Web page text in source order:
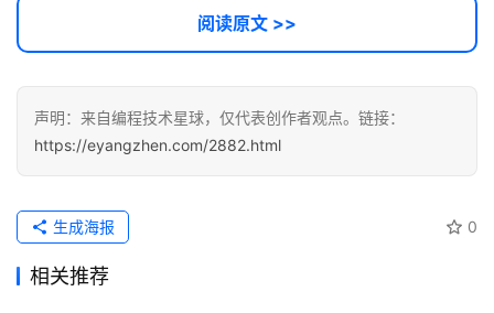
阅读原文 >>
声明：来自编程技术星球，仅代表创作者观点。链接：
https://eyangzhen.com/2882.html
0
生成海报
相关推荐